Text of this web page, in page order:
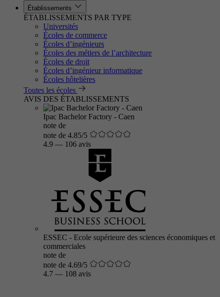
Établissements
ÉTABLISSEMENTS PAR TYPE
Universités
Écoles de commerce
Écoles d’ingénieurs
Écoles des métiers de l’architecture
Écoles de droit
Écoles d’ingénieur informatique
Écoles hôtelières
Toutes les écoles
AVIS DES ÉTABLISSEMENTS
Ipac Bachelor Factory - Caen
note de
note de 4.85/5
4.9 — 106 avis
ESSEC - Ecole supérieure des sciences économiques et
commerciales
note de
note de 4.69/5
4.7 — 108 avis